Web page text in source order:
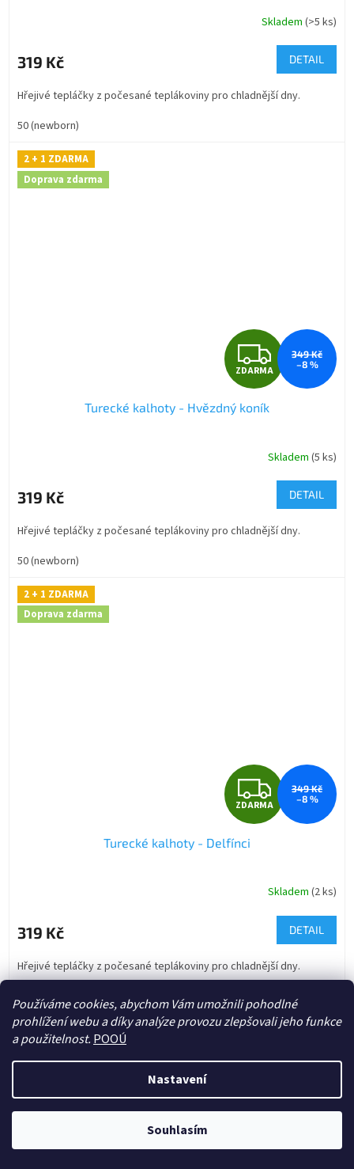
Používáme cookies, abychom Vám umožnili pohodlné
prohlížení webu a díky analýze provozu zlepšovali jeho funkce
a použitelnost. POOÚ
Nastavení
Souhlasím
R
M
A
Skladem (>5 ks)
319 Kč DETAIL
Hřejivé tepláčky z počesané teplákoviny pro chladnější dny.
50 (newborn)
2 + 1 ZDARMA
Doprava zdarma
Z
D
R
M
A
ZDARMA
349 Kč
–8 %
Turecké kalhoty - Hvězdný koník
Skladem (5 ks)
319 Kč DETAIL
Hřejivé tepláčky z počesané teplákoviny pro chladnější dny.
50 (newborn)
2 + 1 ZDARMA
Doprava zdarma
Z
D
R
M
A
ZDARMA
349 Kč
–8 %
Turecké kalhoty - Delfínci
Skladem (2 ks)
319 Kč DETAIL
Hřejivé tepláčky z počesané teplákoviny pro chladnější dny.
50 (newborn)
v
á
d
a
c
í